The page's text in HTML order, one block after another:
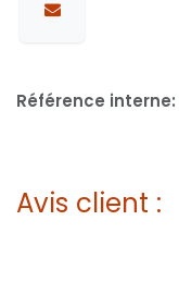
Référence interne:
Avis client :